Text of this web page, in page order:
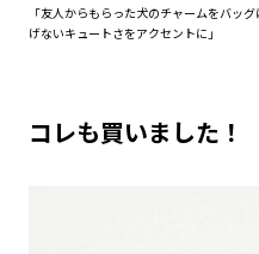
「友人からもらった犬のチャームをバッ
げないキュートさをアクセントに」
コレも買いました！